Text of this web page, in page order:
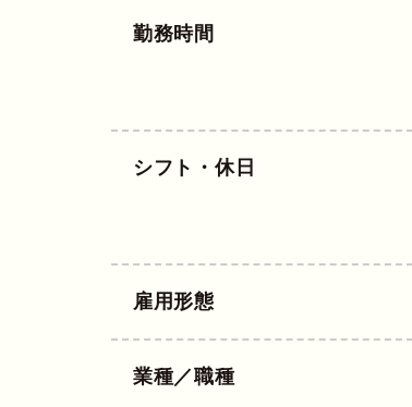
勤務時間
シフト・休日
雇用形態
業種／職種